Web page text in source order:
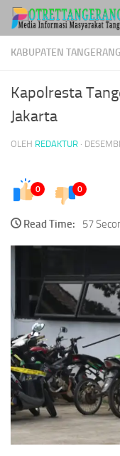
Skip to content
KABUPATEN TANGERANG
Kapolresta
Jakarta
OLEH REDAKTUR ·
0 0
Read Time: 57